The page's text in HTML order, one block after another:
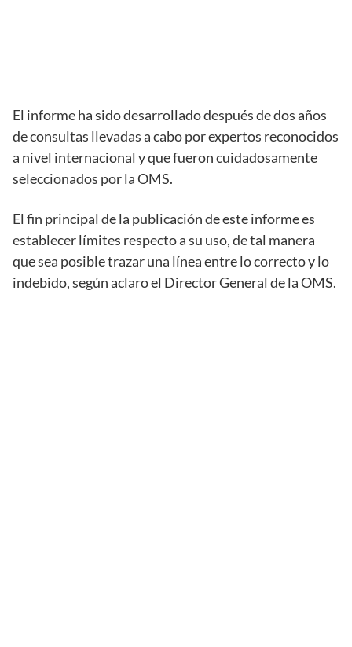
El informe ha sido desarrollado después de dos años
de consultas llevadas a cabo por expertos reconocidos
a nivel internacional y que fueron cuidadosamente
seleccionados por la OMS.
El fin principal de la publicación de este informe es
establecer límites respecto a su uso, de tal manera
que sea posible trazar una línea entre lo correcto y lo
indebido, según aclaro el Director General de la OMS.